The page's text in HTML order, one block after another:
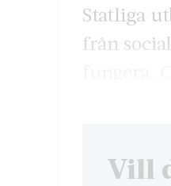
Statliga
från
Vill